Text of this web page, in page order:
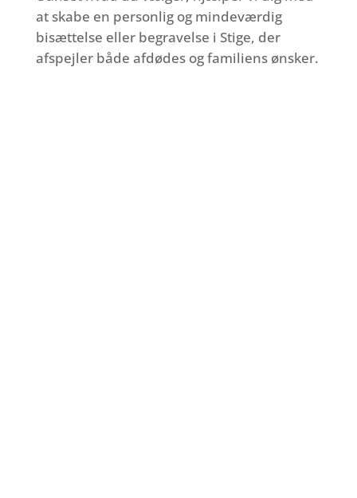
at skabe en personlig og mindeværdig
bisættelse eller begravelse i Stige, der
afspejler både afdødes og familiens ønsker.